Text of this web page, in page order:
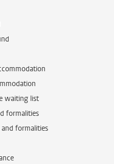
waiting list
formalities
formalities